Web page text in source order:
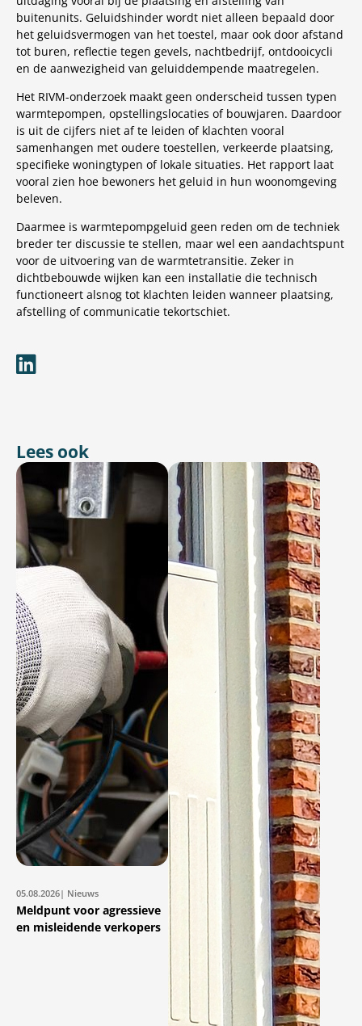
buitenunits. Geluidshinder wordt niet alleen bepaald door
het geluidsvermogen van het toestel, maar ook door afstand
tot buren, reflectie tegen gevels, nachtbedrijf, ontdooicycli
en de aanwezigheid van geluiddempende maatregelen.
Het RIVM-onderzoek maakt geen onderscheid tussen typen
warmtepompen, opstellingslocaties of bouwjaren. Daardoor
is uit de cijfers niet af te leiden of klachten vooral
samenhangen met oudere toestellen, verkeerde plaatsing,
specifieke woningtypen of lokale situaties. Het rapport laat
vooral zien hoe bewoners het geluid in hun woonomgeving
beleven.
Daarmee is warmtepompgeluid geen reden om de techniek
breder ter discussie te stellen, maar wel een aandachtspunt
voor de uitvoering van de warmtetransitie. Zeker in
dichtbebouwde wijken kan een installatie die technisch
functioneert alsnog tot klachten leiden wanneer plaatsing,
afstelling of communicatie tekortschiet.
Lees ook
05.08.2026| Nieuws
Meldpunt voor agressieve
en misleidende verkopers